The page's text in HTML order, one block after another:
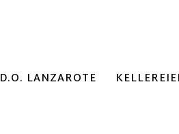
D.O. LANZAROTE